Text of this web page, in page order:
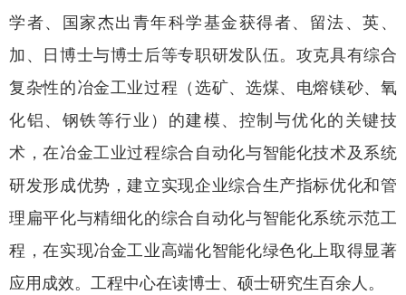
学者、国家杰出青年科学基金获得者、留法、英、
加、日博士与博士后等专职研发队伍。攻克具有综合
复杂性的冶金工业过程（选矿、选煤、电熔镁砂、氧
化铝、钢铁等行业）的建模、控制与优化的关键技
术，在冶金工业过程综合自动化与智能化技术及系统
研发形成优势，建立实现企业综合生产指标优化和管
理扁平化与精细化的综合自动化与智能化系统示范工
程，在实现冶金工业高端化智能化绿色化上取得显著
应用成效。工程中心在读博士、硕士研究生百余人。